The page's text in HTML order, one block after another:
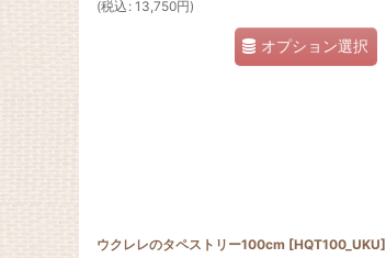
(税込 : 13,750円)
オプション選択
ウクレレのタペストリー100cm [HQT100_UKU]